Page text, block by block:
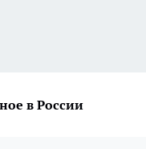
в России